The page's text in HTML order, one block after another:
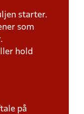
starter.
som
hold
på